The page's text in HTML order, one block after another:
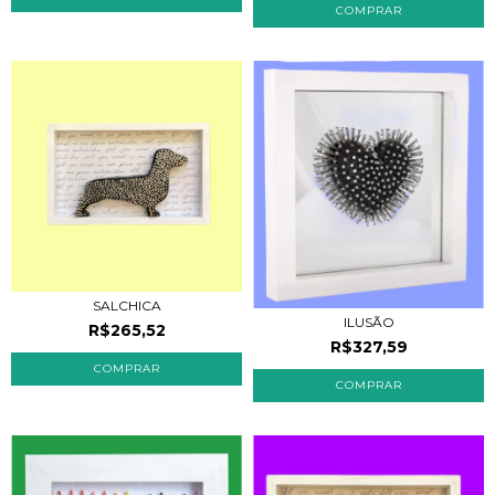
SALCHICA
R$265,52 ILUSÃO
R$327,59